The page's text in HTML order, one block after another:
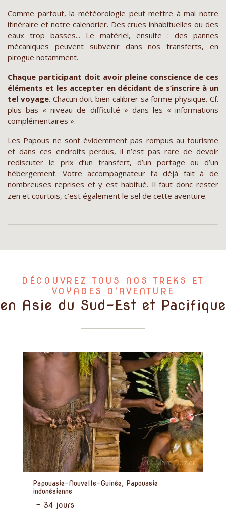
Comme partout, la météorologie peut mettre à mal notre
itinéraire et notre calendrier. Des crues inhabituelles ou des
eaux trop basses... Le matériel, ensuite : des pannes
mécaniques peuvent subvenir dans nos transferts, en
pirogue notamment.
Chaque participant doit avoir pleine conscience de ces
éléments et les accepter en décidant de s’inscrire à un
tel voyage. Chacun doit bien calibrer sa forme physique. Cf.
plus bas « niveau de difficulté » dans les « informations
complémentaires ».
Les Papous ne sont évidemment pas rompus au tourisme
et dans ces endroits perdus, il n’est pas rare de devoir
rediscuter le prix d’un transfert, d’un portage ou d’un
hébergement. Votre accompagnateur l’a déjà fait à de
nombreuses reprises et y est habitué. Il faut donc rester
zen et courtois, c’est également le sel de cette aventure.
DÉCOUVREZ TOUS NOS TREKS ET
VOYAGES D'AVENTURE
en Asie du Sud-Est et Pacifique
Papouasie-Nouvelle-Guinée, Papouasie
indonésienne
- 34 jours